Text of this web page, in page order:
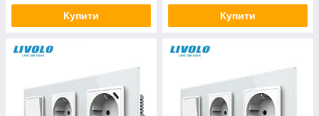
Купити Купити